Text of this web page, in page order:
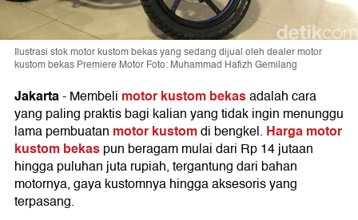
Ilustrasi stok motor kustom bekas yang sedang dijual oleh dealer motor
kustom bekas Premiere Motor Foto: Muhammad Hafizh Gemilang
Jakarta-Membeli motor kustom bekasadalah cara
yang paling praktis bagi kalian yang tidak ingin menunggu
lama pembuatan motor kustomdi bengkel. Harga motor
kustom bekaspun beragam mulai dari Rp 14 jutaan
hingga puluhan juta rupiah, tergantung dari bahan
motornya, gaya kustomnya hingga aksesoris yang
terpasang.